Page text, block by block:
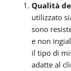
Qualità
utilizzato
sono
e non
il tipo di
adatte al